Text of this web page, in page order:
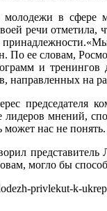
в сфере
речи отметила,
По ее словам,
и тренингов
направленных на
председателя
мнений,
нас не
могло бы
privlekut-k-